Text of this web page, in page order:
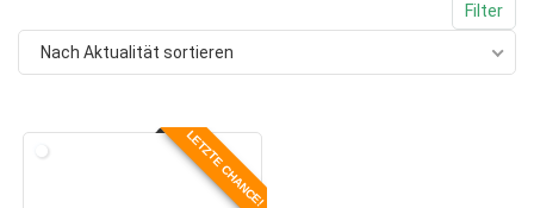
Filter
Nach Aktualität sortieren
LETZTE CHANCE!